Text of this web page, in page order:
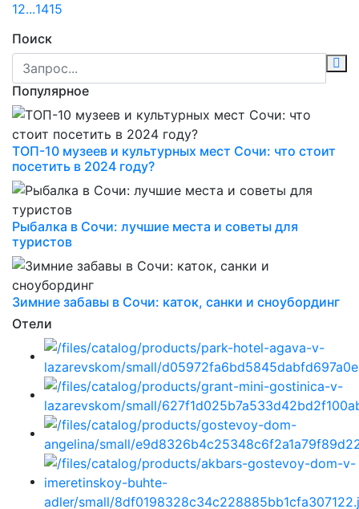
12...1415
Поиск
Популярное
ТОП-10 музеев и культурных мест Сочи: что стоит
посетить в 2024 году?
Рыбалка в Сочи: лучшие места и советы для
туристов
Зимние забавы в Сочи: каток, санки и сноубординг
Отели